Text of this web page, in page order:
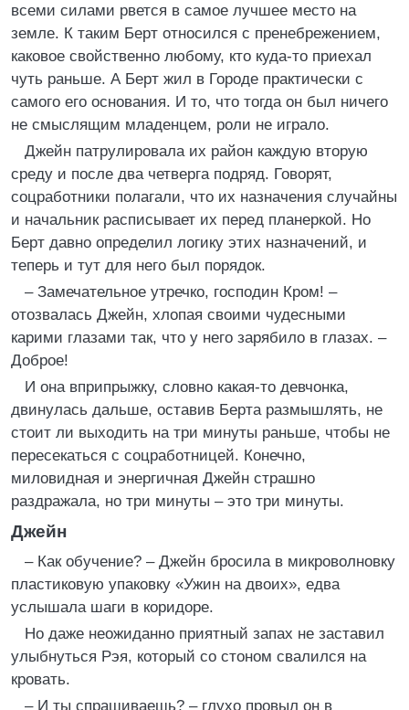
всеми силами рвется в самое лучшее место на
земле. К таким Берт относился с пренебрежением,
каковое свойственно любому, кто куда-то приехал
чуть раньше. А Берт жил в Городе практически с
самого его основания. И то, что тогда он был ничего
не смыслящим младенцем, роли не играло.
Джейн патрулировала их район каждую вторую
среду и после два четверга подряд. Говорят,
соцработники полагали, что их назначения случайны
и начальник расписывает их перед планеркой. Но
Берт давно определил логику этих назначений, и
теперь и тут для него был порядок.
– Замечательное утречко, господин Кром! –
отозвалась Джейн, хлопая своими чудесными
карими глазами так, что у него зарябило в глазах. –
Доброе!
И она вприпрыжку, словно какая-то девчонка,
двинулась дальше, оставив Берта размышлять, не
стоит ли выходить на три минуты раньше, чтобы не
пересекаться с соцработницей. Конечно,
миловидная и энергичная Джейн страшно
раздражала, но три минуты – это три минуты.
Джейн
– Как обучение? – Джейн бросила в микроволновку
пластиковую упаковку «Ужин на двоих», едва
услышала шаги в коридоре.
Но даже неожиданно приятный запах не заставил
улыбнуться Рэя, который со стоном свалился на
кровать.
– И ты спрашиваешь? – глухо провыл он в